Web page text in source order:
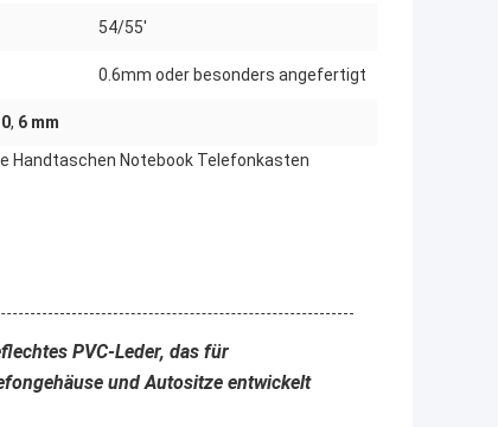
54/55'
0.6mm oder besonders angefertigt
, 6 mm
Handtaschen Notebook Telefonkasten
PVC-Leder, das für
und Autositze entwickelt